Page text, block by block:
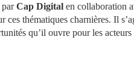
par Cap Digital en collaboration
ces thématiques charnières. Il
qu’il ouvre pour les